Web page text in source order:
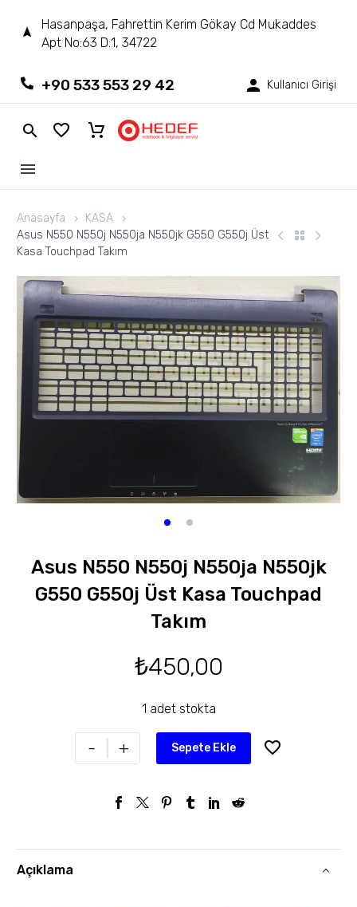
Hasanpaşa, Fahrettin Kerim Gökay Cd Mukaddes
Apt No:63 D:1, 34722
+90 533 553 29 42 Kullanıcı Girişi
Anasayfa
KASA
Asus N550 N550j N550ja N550jk G550 G550j Üst
Kasa Touchpad Takım
Asus N550 N550j N550ja N550jk
G550 G550j Üst Kasa Touchpad
Takım
₺450,00
1 adet stokta
- + Sepete Ekle
Açıklama